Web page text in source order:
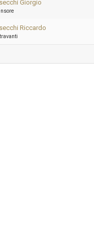
Giorgio
Riccardo